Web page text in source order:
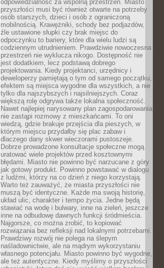
odpowiedzialność za wspólną przestrzeń. Miasto
przyszłości musi być również otwarte na potrzeby
osób starszych, dzieci i osób z ograniczoną
mobilnością. Krawężniki, schody bez podjazdów,
źle ustawione słupki czy brak miejsc do
odpoczynku to bariery, które dla wielu ludzi są
codziennym utrudnieniem. Prawdziwie nowoczesna
przestrzeń nie wyklucza nikogo. Dostępność nie
jest dodatkiem, lecz podstawą dobrego
projektowania. Kiedy projektanci, urzędnicy i
deweloperzy pamiętają o tym od samego początku,
efektem są miejsca wygodne dla wszystkich, a nie
tylko dla najszybszych i najsilniejszych. Coraz
większą rolę odgrywa także lokalna społeczność.
Nawet najlepiej narysowany plan zagospodarowania
nie zastąpi rozmowy z mieszkańcami. To oni
wiedzą, gdzie brakuje przejścia dla pieszych, w
którym miejscu przydałby się plac zabaw i
dlaczego dany skwer wieczorami pustoszeje.
Dobrze prowadzone konsultacje społeczne mogą
uratować wiele projektów przed kosztownymi
błędami. Miasto nie powinno być narzucane z góry
jak gotowy produkt. Powinno powstawać w dialogu
z ludźmi, którzy na co dzień z niego korzystają.
Warto też zauważyć, że miasta przyszłości nie
muszą być identyczne. Każde ma swoją historię,
układ ulic, charakter i tempo życia. Jedne będą
stawiać na wodę i bulwary, inne na zieleń, jeszcze
inne na odbudowę dawnych funkcji śródmieścia.
Najgorsze, co można zrobić, to kopiować
rozwiązania bez refleksji nad lokalnymi potrzebami.
Prawdziwy rozwój nie polega na ślepym
naśladownictwie, ale na mądrym wykorzystaniu
własnego potencjału. Miasto powinno być wygodne,
ale też autentyczne. Kiedy myślimy o przyszłości